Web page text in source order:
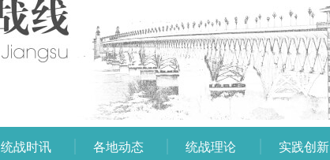
统战时讯 各地动态 统战理论 实践创新